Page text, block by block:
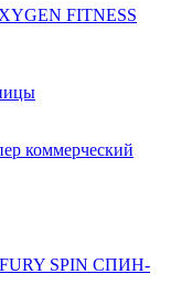
FITNESS
коммерческий
SPIN СПИН-